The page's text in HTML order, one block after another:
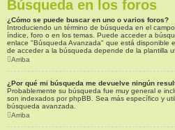
Búsqueda en los foros
¿Cómo se puede buscar en uno o varios foros?
Introduciendo un término de búsqueda en el
índice, foro o en los temas. Puede acceder a
enlace "Búsqueda Avanzada" que está disponible
de acceder a la búsqueda depende de la plantilla
Arriba
¿Por qué mi búsqueda me devuelve ningún
Probablemente su búsqueda fue muy general e
son indexados por phpBB. Sea más específico y
búsqueda avanzada.
Arriba